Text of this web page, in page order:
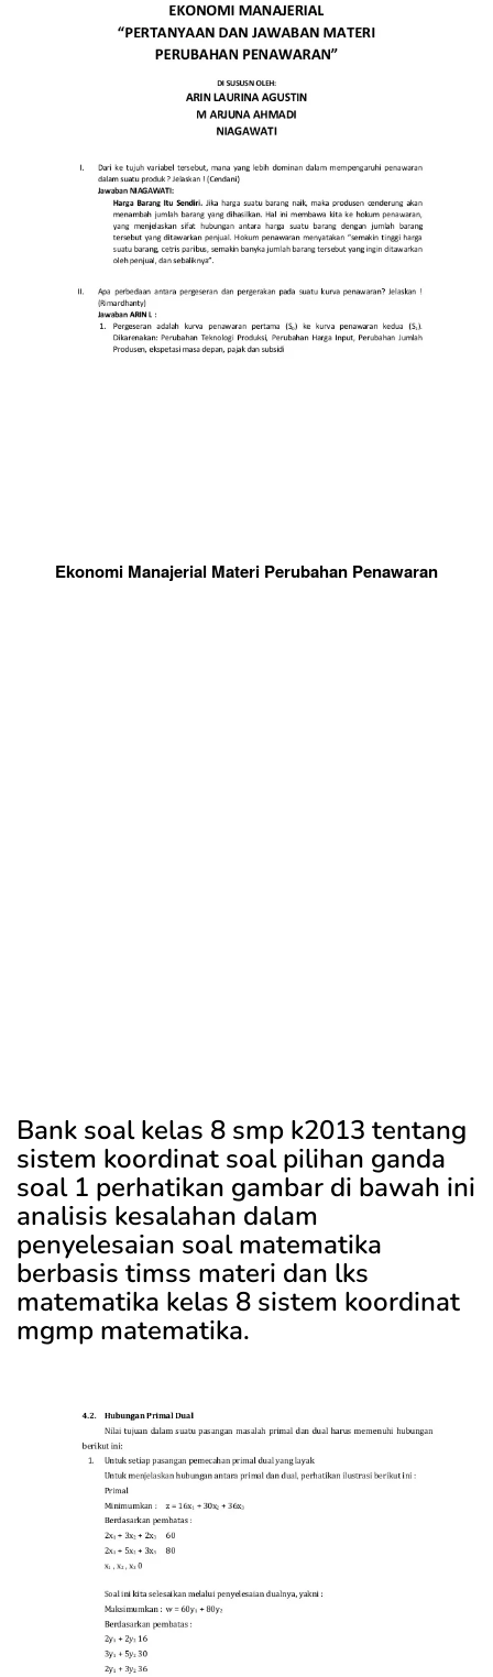
Ekonomi Manajerial Materi Perubahan Penawaran
Bank soal kelas 8 smp k2013 tentang
sistem koordinat soal pilihan ganda
soal 1 perhatikan gambar di bawah ini
analisis kesalahan dalam
penyelesaian soal matematika
berbasis timss materi dan lks
matematika kelas 8 sistem koordinat
mgmp matematika.